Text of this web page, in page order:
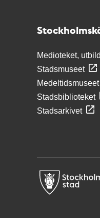
Medioteket,
Stadsmuseet
Medeltidsmuseet
Stadsbiblioteket
Stadsarkivet